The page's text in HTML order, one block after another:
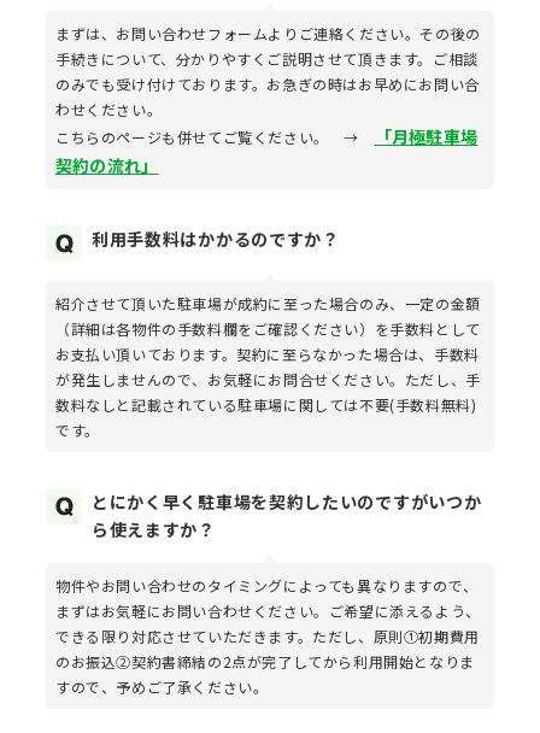
まずは、お問い合わせフォームよりご連絡ください。その後の
手続きについて、分かりやすくご説明させて頂きます。ご相談
のみでも受け付けております。お急ぎの時はお早めにお問い合
わせください。
こちらのページも併せてご覧ください。 →
「月極駐車場
契約の流れ」
利用手数料はかかるのですか？
紹介させて頂いた駐車場が成約に至った場合のみ、一定の金額
（詳細は各物件の手数料欄をご確認ください）を手数料として
お支払い頂いております。契約に至らなかった場合は、手数料
が発生しませんので、お気軽にお問合せください。ただし、手
数料なしと記載されている駐車場に関しては不要(手数料無料)
です。
とにかく早く駐車場を契約したいのですがいつか
ら使えますか？
物件やお問い合わせのタイミングによっても異なりますので、
まずはお気軽にお問い合わせください。ご希望に添えるよう、
できる限り対応させていただきます。ただし、原則①初期費用
のお振込②契約書締結の2点が完了してから利用開始となりま
すので、予めご了承ください。